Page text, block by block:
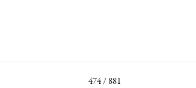
474 / 881